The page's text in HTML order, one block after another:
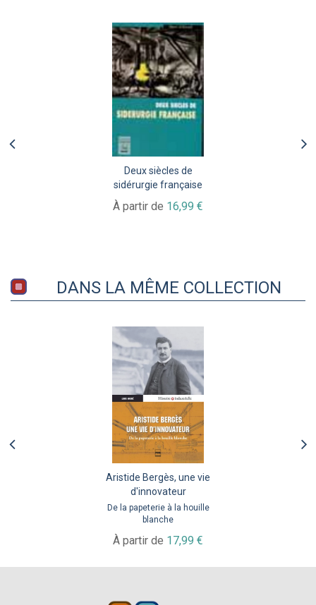
Deux siècles de
sidérurgie française
À partir de 16,99 €
DANS LA MÊME COLLECTION
Aristide Bergès, une vie
d'innovateur
De la papeterie à la houille
blanche
À partir de 17,99 €